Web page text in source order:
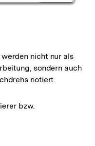
nicht nur als
sondern auch
notiert.
bzw.